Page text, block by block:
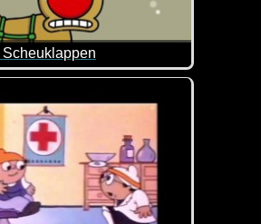
Scheuklappen
die Scheuklappen nichts mehr ;-)